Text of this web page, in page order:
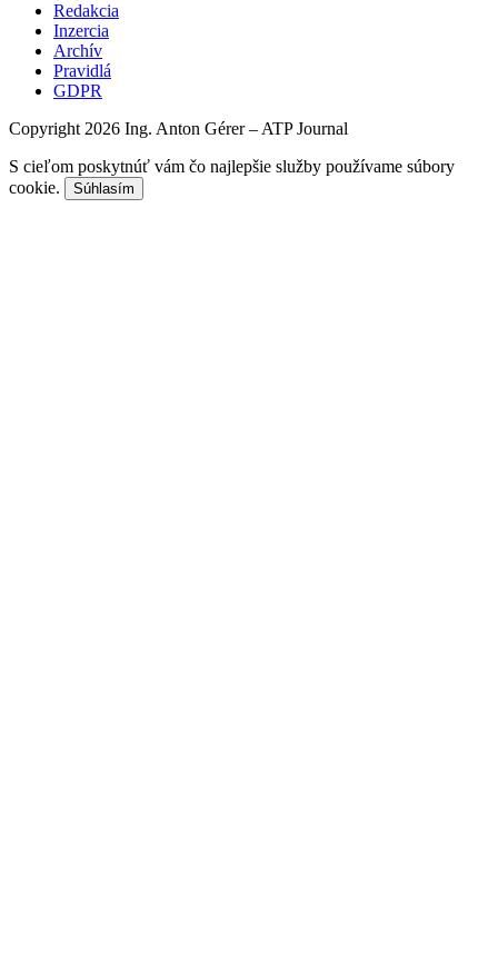
Redakcia
Inzercia
Archív
Pravidlá
GDPR
Copyright 2026 Ing. Anton Gérer – ATP Journal
S cieľom poskytnúť vám čo najlepšie služby používame súbory
cookie.
Súhlasím